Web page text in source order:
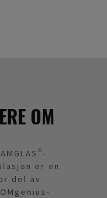
OM
er en
del av